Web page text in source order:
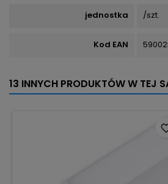
jednostka /szt.
Kod EAN
13 INNYCH PRODUKTÓW W TEJ